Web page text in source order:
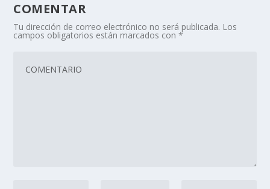
COMENTAR
Tu dirección de correo electrónico no será publicada. Los
campos obligatorios están marcados con*